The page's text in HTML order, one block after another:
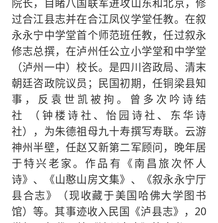
过合江县志并在合江凤仪学堂任教。在叙
永永宁中学堂首个师范班任教，任过叙永
修志总撰，在泸州任公立小学堂和中学堂
（泸州一中）校长。是四川咨政局、清末
朝廷咨政院议员；民国初期，任铜梁县知
事，反袁世凯被拘。曾多次吟诗结
社 （钟楼诗社、怡园诗社、东华诗
社），为朱德祖母九十寿撰写寿联。云游
神州半壁，任赵又新第二军顾问，晚年居
于特兴老家。作品有《南昌旅次怀人
诗》、《山憨山房文集》、《叙永永宁厅
县合志》（现收藏于美国哈佛大学图书
馆）等。其事迹收入民国《泸县志》，20